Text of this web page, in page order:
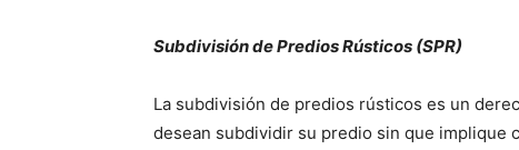
Subdivisión de Predios Rústicos (SPR)
La subdivisión de predios rústicos es un
desean subdividir su predio sin que implique